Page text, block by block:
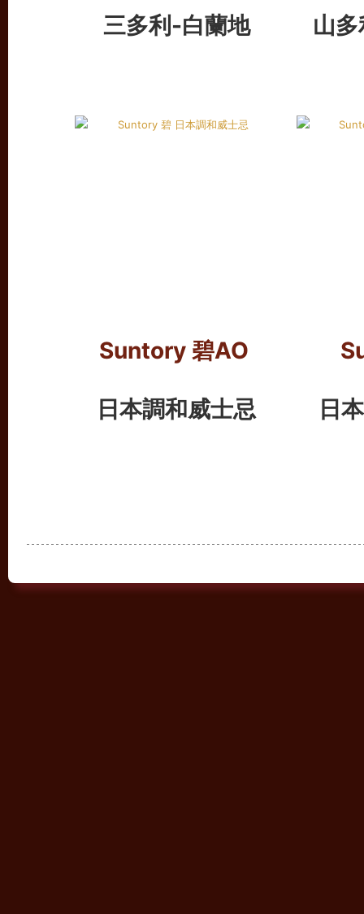
三多利-白蘭地 山
Suntory 碧AO
日本調和威士忌 日